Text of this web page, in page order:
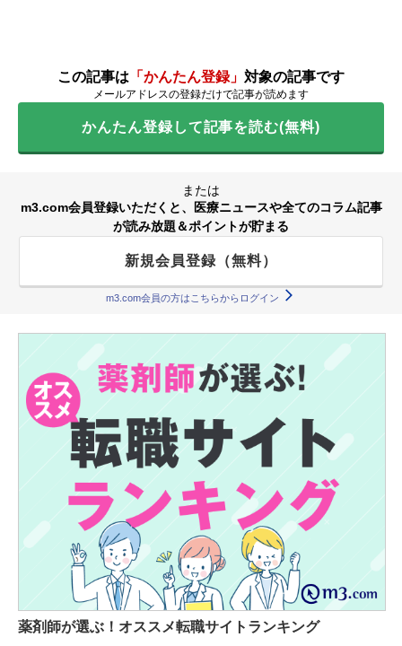
この記事は 「かんたん登録」 対象の記事です
メールアドレスの登録だけで記事が読めます
かんたん登録して記事を読む(無料)
または
m3.com会員登録いただくと、医療ニュースや全てのコラム記事
が読み放題＆ポイントが貯まる
新規会員登録（無料）
m3.com会員の方はこちらからログイン
薬剤師が選ぶ！オススメ転職サイトランキング